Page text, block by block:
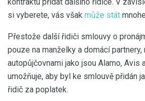
si vyberete, vás však může stát
Přestože další řidiči smlouvy o
pouze na manželky a domácí
autopůjčovnami jako jsou Alamo, Avis
umožňuje, aby byl ke smlouvě přidán
řidič za poplatek.